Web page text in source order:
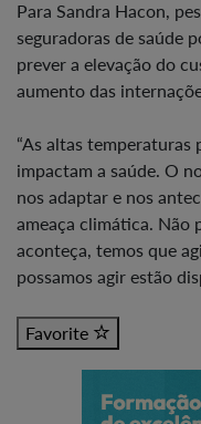
Para Sandra Hacon,
seguradoras de saúde
prever a elevação do
aumento das
“As altas
impactam a saúde. O
nos adaptar e nos
ameaça climática. Não
aconteça, temos que
possamos agir estão
Favorite